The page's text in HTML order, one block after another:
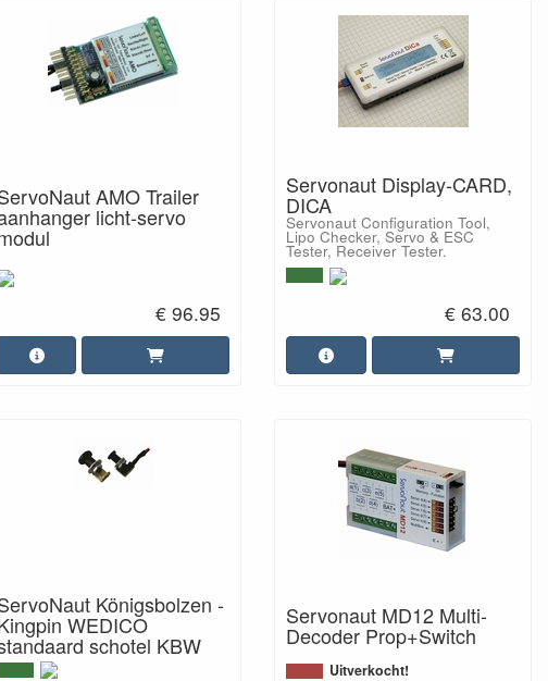
AMO Trailer
licht-servo
€ 96.95
Servonaut Display-CARD,
DICA
Servonaut Configuration Tool,
Lipo Checker, Servo & ESC
Tester, Receiver Tester.
€ 63.00
Königsbolzen -
WEDICO
schotel KBW
Servonaut MD12 Multi-
Decoder Prop+Switch
Uitverkocht!